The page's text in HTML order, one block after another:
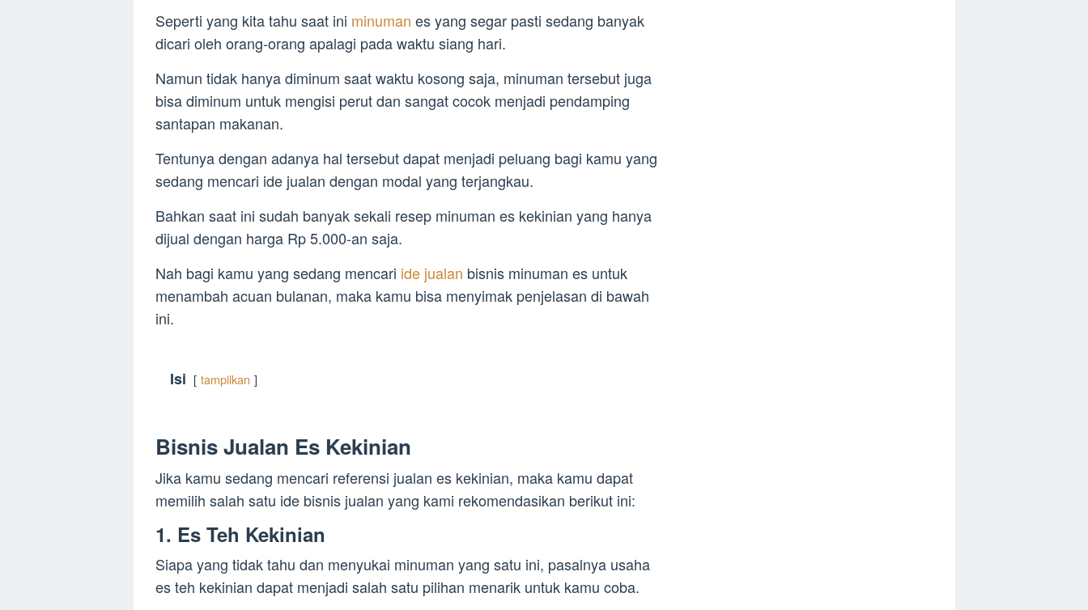
Seperti yang kita tahu saat ini minuman es yang segar pasti sedang banyak
dicari oleh orang-orang apalagi pada waktu siang hari.
Namun tidak hanya diminum saat waktu kosong saja, minuman tersebut juga
bisa diminum untuk mengisi perut dan sangat cocok menjadi pendamping
santapan makanan.
Tentunya dengan adanya hal tersebut dapat menjadi peluang bagi kamu yang
sedang mencari ide jualan dengan modal yang terjangkau.
Bahkan saat ini sudah banyak sekali resep minuman es kekinian yang hanya
dijual dengan harga Rp 5.000-an saja.
Nah bagi kamu yang sedang mencari ide jualan bisnis minuman es untuk
menambah acuan bulanan, maka kamu bisa menyimak penjelasan di bawah
ini.
Isi tampilkan
Bisnis Jualan Es Kekinian
Jika kamu sedang mencari referensi jualan es kekinian, maka kamu dapat
memilih salah satu ide bisnis jualan yang kami rekomendasikan berikut ini:
1. Es Teh Kekinian
Siapa yang tidak tahu dan menyukai minuman yang satu ini, pasalnya usaha
es teh kekinian dapat menjadi salah satu pilihan menarik untuk kamu coba.